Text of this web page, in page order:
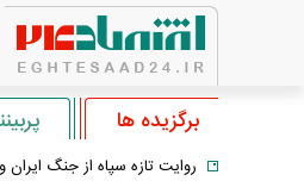
برگزیده ها
روایت تازه سپاه از جنگ ایران